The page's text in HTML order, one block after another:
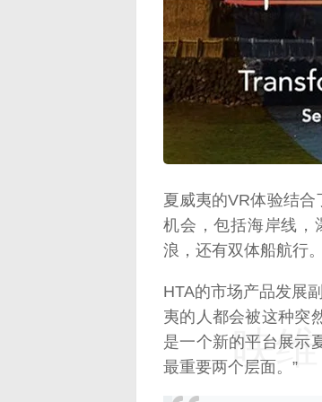
夏威夷的VR体验结
机会，包括海岸线，
浪，还有双体船航行。
HTA的市场产品发展
夷的人都会被这种突
是一个新的平台展示
最重要两个层面。”
映
映